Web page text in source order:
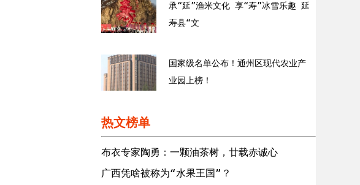
承“延”渔米文化 享“寿”冰雪乐趣 延
寿县“文
国家级名单公布！通州区现代农业产
业园上榜！
热文榜单
布衣专家陶勇：一颗油茶树，廿载赤诚心
广西凭啥被称为“水果王国”？